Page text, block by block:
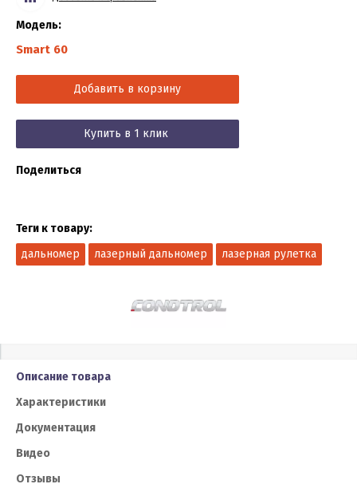
Модель:
Smart 60
Добавить в корзину
Купить в 1 клик
Поделиться
Теги к товару:
дальномер
лазерный дальномер лазерная рулетка
Описание товара
Характеристики
Документация
Видео
Отзывы